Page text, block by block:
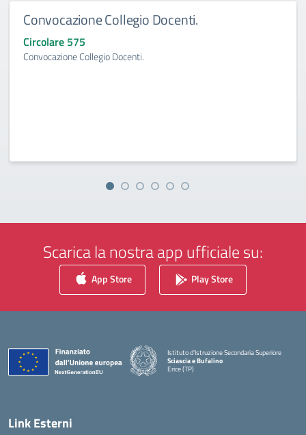
Convocazione Collegio Docenti.
Circolare 575
Convocazione Collegio Docenti.
Scarica la nostra app ufficiale su:
App Store Play Store
Istituto d'Istruzione Secondaria Superiore
Sciascia e Bufalino
Erice (TP)
Link Esterni